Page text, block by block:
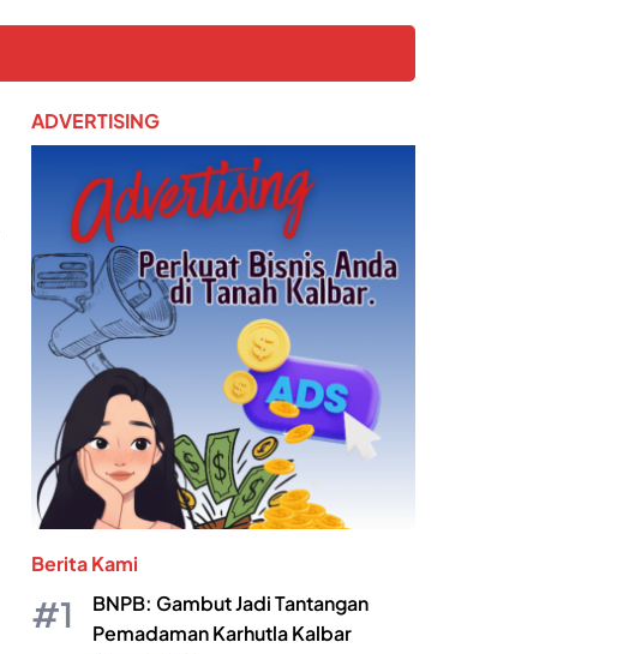
ADVERTISING
Berita Kami
BNPB: Gambut Jadi Tantangan
Pemadaman Karhutla Kalbar